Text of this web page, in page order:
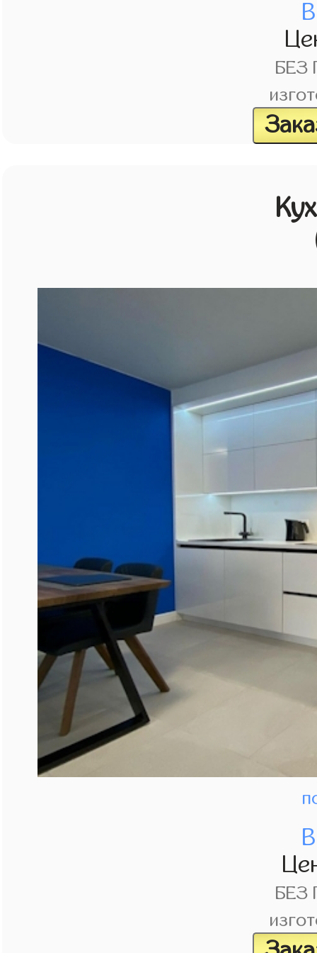
БЕЗ
БЕЗ